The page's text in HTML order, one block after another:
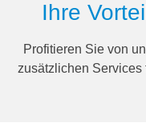
Ihre
Profitieren Sie von
zusätzlichen Services